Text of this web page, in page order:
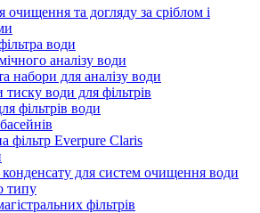
очищення та догляду за сріблом і
води
аналізу води
набори для аналізу води
тиску води для фільтрів
фільтрів води
фільтр Everpure Claris
для систем очищення води
типу
фільтрів